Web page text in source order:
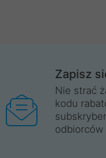
Zapisz
Nie strać
kodu